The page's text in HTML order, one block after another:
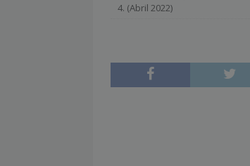
NOTICIAS
4. (Abril 2022)